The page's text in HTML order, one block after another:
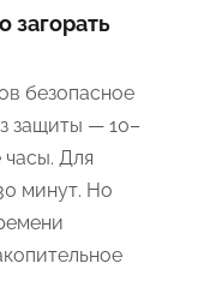
загорать
безопасное
защиты — 10–
Для
минут. Но